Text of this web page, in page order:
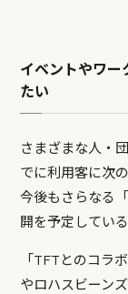
イベントやワー
たい
さまざまな人・
でに利用客に次
今後もさらなる
開を予定している
「TFTとのコラ
やロハスビーン